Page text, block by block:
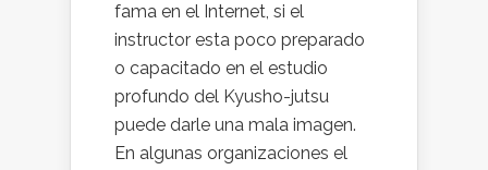
fama en el Internet, si el
instructor esta poco preparado
o capacitado en el estudio
profundo del Kyusho-jutsu
puede darle una mala imagen.
En algunas organizaciones el